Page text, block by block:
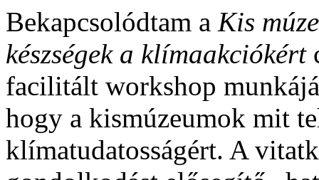
Bekapcsolódtam a Kis
készségek a klímaakciókért
facilitált workshop
hogy a kismúzeumok mit
klímatudatosságért. A